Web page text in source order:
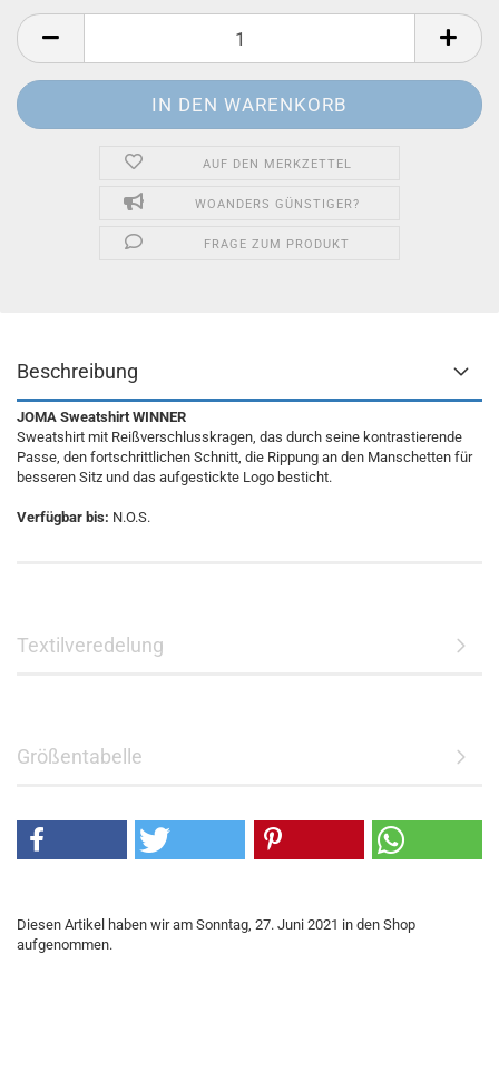
AUF DEN MERKZETTEL
WOANDERS GÜNSTIGER?
FRAGE ZUM PRODUKT
Beschreibung
JOMA Sweatshirt WINNER
Sweatshirt mit Reißverschlusskragen, das durch seine kontrastierende
Passe, den fortschrittlichen Schnitt, die Rippung an den Manschetten für
besseren Sitz und das aufgestickte Logo besticht.
Verfügbar bis: N.O.S.
Textilveredelung
Größentabelle
Diesen Artikel haben wir am Sonntag, 27. Juni 2021 in den Shop
aufgenommen.